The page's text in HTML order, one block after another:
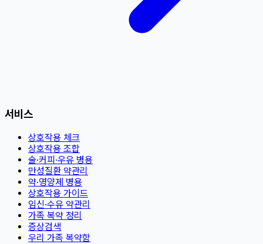
서비스
상호작용 체크
상호작용 조합
술·커피·우유 병용
만성질환 약관리
약·영양제 병용
상호작용 가이드
임신·수유 약관리
가족 복약 정리
증상검색
우리 가족 복약함